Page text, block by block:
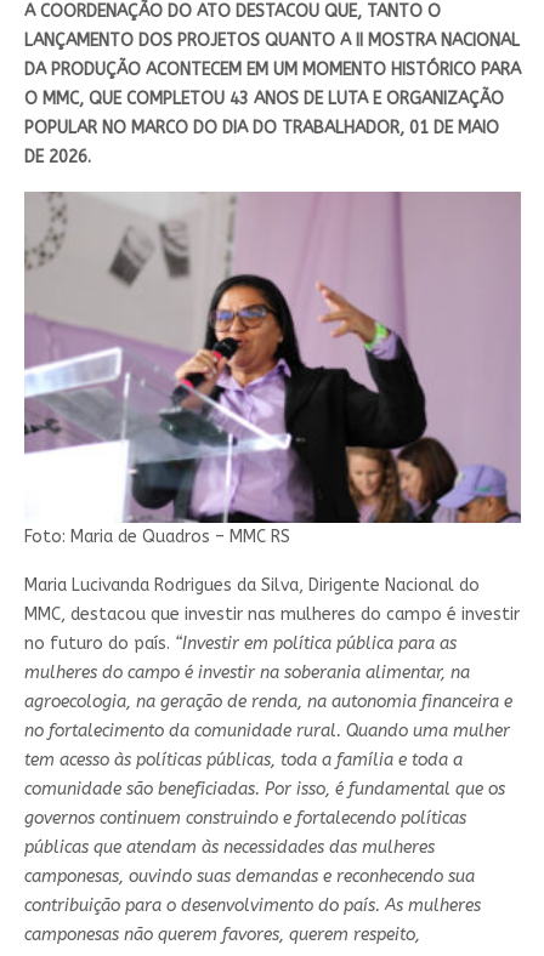
A COORDENAÇÃO DO ATO DESTACOU QUE, TANTO O
LANÇAMENTO DOS PROJETOS QUANTO A II MOSTRA NACIONAL
DA PRODUÇÃO ACONTECEM EM UM MOMENTO HISTÓRICO PARA
O MMC, QUE COMPLETOU 43 ANOS DE LUTA E ORGANIZAÇÃO
POPULAR NO MARCO DO DIA DO TRABALHADOR, 01 DE MAIO
DE 2026.
Foto: Maria de Quadros – MMC RS
Maria Lucivanda Rodrigues da Silva, Dirigente Nacional do
MMC, destacou que investir nas mulheres do campo é investir
no futuro do país. “Investir em política pública para as
mulheres do campo é investir na soberania alimentar, na
agroecologia, na geração de renda, na autonomia financeira e
no fortalecimento da comunidade rural. Quando uma mulher
tem acesso às políticas públicas, toda a família e toda a
comunidade são beneficiadas. Por isso, é fundamental que os
governos continuem construindo e fortalecendo políticas
públicas que atendam às necessidades das mulheres
camponesas, ouvindo suas demandas e reconhecendo sua
contribuição para o desenvolvimento do país. As mulheres
camponesas não querem favores, querem respeito,